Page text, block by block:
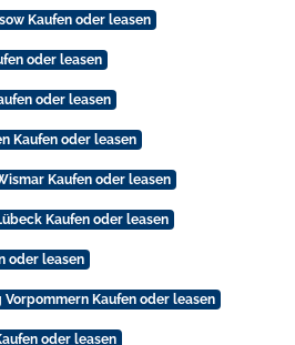
Kaufen oder leasen
oder leasen
oder leasen
Kaufen oder leasen
Kaufen oder leasen
Kaufen oder leasen
oder leasen
Kaufen oder leasen
oder leasen